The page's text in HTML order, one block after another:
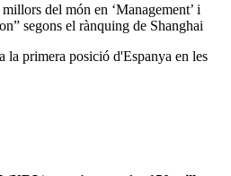
del món en ‘Management’ i
segons el rànquing de Shanghai
la primera posició d'Espanya en les